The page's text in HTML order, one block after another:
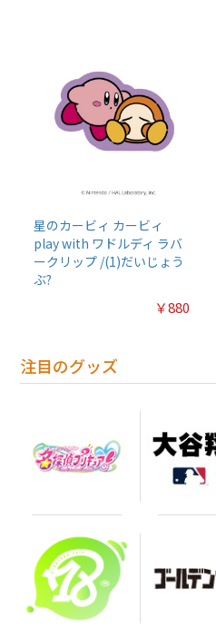
星のカービィ カービィ
play with ワドルディ ラバ
ークリップ /(1)だいじょう
ぶ?
￥880
注目のグッズ